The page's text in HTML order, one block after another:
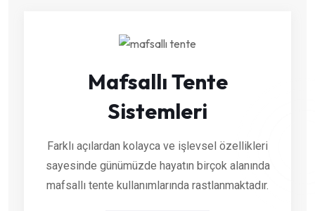
Mafsallı Tente
Sistemleri
Farklı açılardan kolayca ve işlevsel özellikleri
sayesinde günümüzde hayatın birçok alanında
mafsallı tente kullanımlarında rastlanmaktadır.